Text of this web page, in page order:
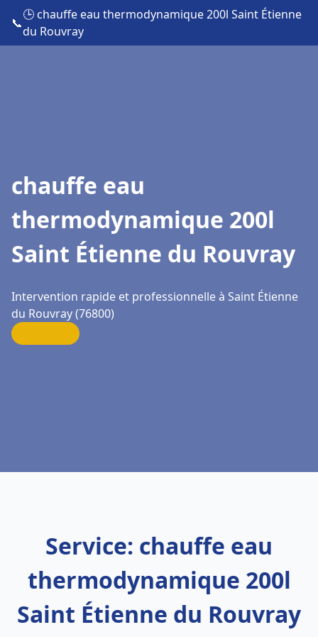
📞
🕒 chauffe eau thermodynamique 200l Saint Étienne
du Rouvray
chauffe eau
thermodynamique 200l
Saint Étienne du Rouvray
Intervention rapide et professionnelle à Saint Étienne
du Rouvray (76800)
Service: chauffe eau
thermodynamique 200l
Saint Étienne du Rouvray